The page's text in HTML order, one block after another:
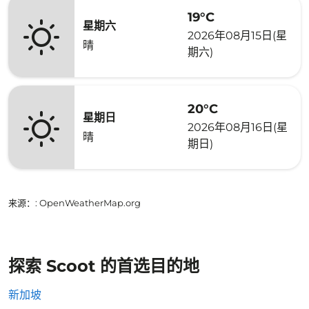
星期六
晴
19°C
2026年08月15日(星
期六)
星期日
晴
20°C
2026年08月16日(星
期日)
来源： : OpenWeatherMap.org
探索 Scoot 的首选目的地
新加坡